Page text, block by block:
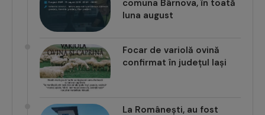
Restricții furnizare apă în
comuna Bârnova, în toată
Focar de variolă ovină